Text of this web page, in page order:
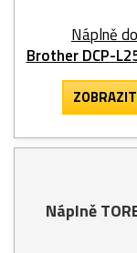
Náplně do
Brother DCP-
ZOBRAZIT
Náplně